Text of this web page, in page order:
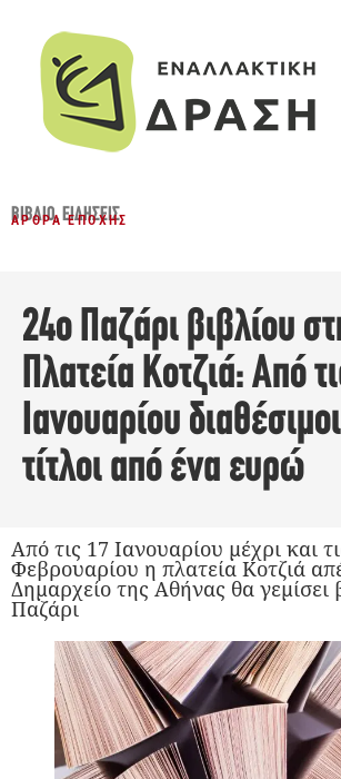
ΒΙΒΛΊΟ,ΕΙΔΉΣΕΙΣ
ΆΡΘΡΑ ΕΠΟΧΉΣ
24ο Παζάρι βιβλίου
Πλατεία Κοτζιά: Από
Ιανουαρίου
τίτλοι από ένα ευρώ
Από τις 17 Ιανουαρίου μέχρι και
Φεβρουαρίου η πλατεία Κοτζιά
Δημαρχείο της Αθήνας θα γεμίσει
Παζάρι